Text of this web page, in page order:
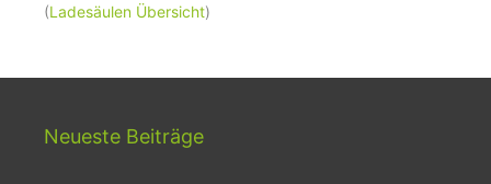
(Ladesäulen Übersicht)
Neueste Beiträge